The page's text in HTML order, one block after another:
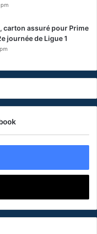
carton assuré pour Prime
journée de Ligue 1